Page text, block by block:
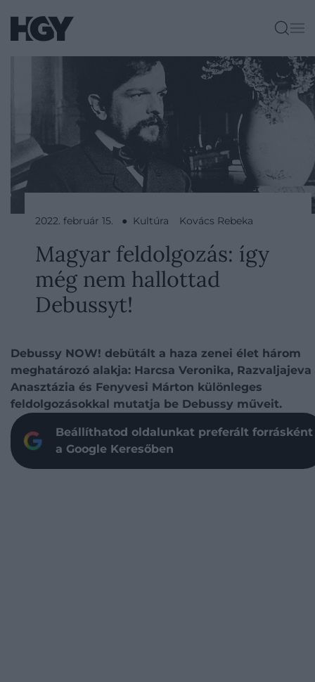
2022. február 15. ● Kultúra Kovács Rebeka
Magyar feldolgozás: így
még nem hallottad
Debussyt!
Debussy NOW! debütált a haza zenei élet három
meghatározó alakja: Harcsa Veronika, Razvaljajeva
Anasztázia és Fenyvesi Márton különleges
feldolgozásokkal mutatja be Debussy műveit.
Beállíthatod oldalunkat preferált forrásként
a Google Keresőben